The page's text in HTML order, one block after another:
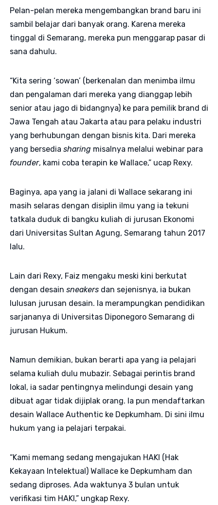
Pelan-pelan mereka mengembangkan brand baru ini
sambil belajar dari banyak orang. Karena mereka
tinggal di Semarang, mereka pun menggarap pasar di
sana dahulu.
“Kita sering ‘sowan’ (berkenalan dan menimba ilmu
dan pengalaman dari mereka yang dianggap lebih
senior atau jago di bidangnya) ke para pemilik brand di
Jawa Tengah atau Jakarta atau para pelaku industri
yang berhubungan dengan bisnis kita. Dari mereka
yang bersedia sharing misalnya melalui webinar para
founder, kami coba terapin ke Wallace,” ucap Rexy.
Baginya, apa yang ia jalani di Wallace sekarang ini
masih selaras dengan disiplin ilmu yang ia tekuni
tatkala duduk di bangku kuliah di jurusan Ekonomi
dari Universitas Sultan Agung, Semarang tahun 2017
lalu.
Lain dari Rexy, Faiz mengaku meski kini berkutat
dengan desain sneakers dan sejenisnya, ia bukan
lulusan jurusan desain. Ia merampungkan pendidikan
sarjananya di Universitas Diponegoro Semarang di
jurusan Hukum.
Namun demikian, bukan berarti apa yang ia pelajari
selama kuliah dulu mubazir. Sebagai perintis brand
lokal, ia sadar pentingnya melindungi desain yang
dibuat agar tidak dijiplak orang. Ia pun mendaftarkan
desain Wallace Authentic ke Depkumham. Di sini ilmu
hukum yang ia pelajari terpakai.
“Kami memang sedang mengajukan HAKI (Hak
Kekayaan Intelektual) Wallace ke Depkumham dan
sedang diproses. Ada waktunya 3 bulan untuk
verifikasi tim HAKI,” ungkap Rexy.